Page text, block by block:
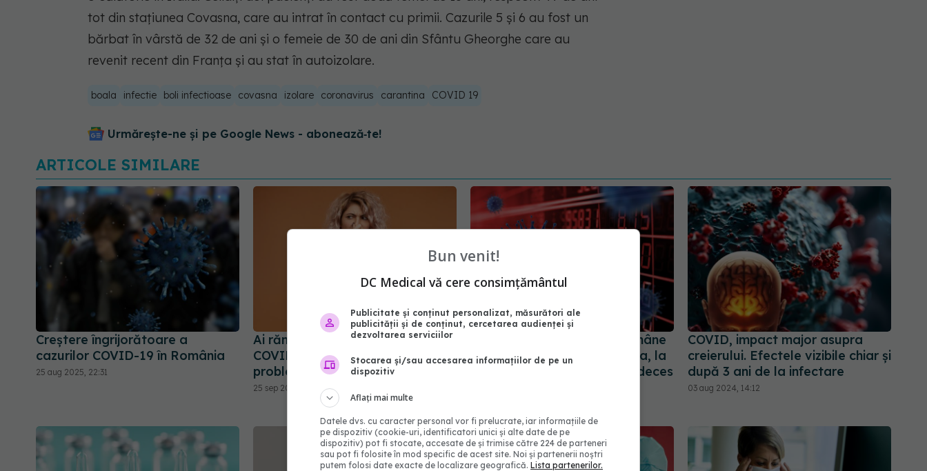
tot din staţiunea Covasna, care au intrat în contact cu primii. Cazurile 5 şi 6 au fost un
bărbat în vârstă de 32 de ani şi o femeie de 30 de ani din Sfântu Gheorghe care au
revenit recent din Franţa şi au stat în autoizolare.
boala infectie boli infectioase covasna izolare coronavirus carantina COVID 19
Urmărește-ne și pe Google News - abonează‑te!
ARTICOLE SIMILARE
Creștere îngrijorătoare a
cazurilor COVID-19 în România
25 aug 2025, 22:31
Ai rămas fără miros după
COVID? Cât timp poate persista
problema
25 sep 2025, 22:40
Pandemia de COVID-19 rămâne
doar un subiect tabu în China, la
5 ani de la anunțul primului deces
COVID, impact major asupra
creierului. Efectele vizibile chiar și
după 3 ani de la infectare
03 aug 2024, 14:12
Bun venit!
DC Medical vă cere consimțământul
Publicitate și conținut personalizat, măsurători ale
publicității și de conținut, cercetarea audienței și
dezvoltarea serviciilor
Stocarea și/sau accesarea informațiilor de pe un
dispozitiv
Aflați mai multe
Datele dvs. cu caracter personal vor fi prelucrate, iar informațiile de
pe dispozitiv (cookie-uri, identificatori unici și alte date de pe
dispozitiv) pot fi stocate, accesate de și trimise către 224 de parteneri
sau pot fi folosite în mod specific de acest site. Noi și partenerii noștri
putem folosi date exacte de localizare geografică. Lista partenerilor.